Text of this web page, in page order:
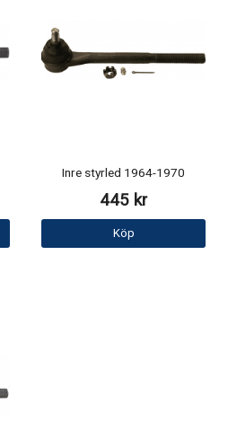
Inre styrled 1964-1970
445 kr
Köp